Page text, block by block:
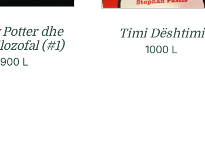
dhe
(#1)
900 L
Timi Dështimi
1000 L